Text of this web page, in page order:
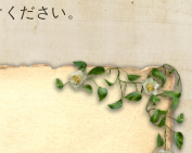
ださい。